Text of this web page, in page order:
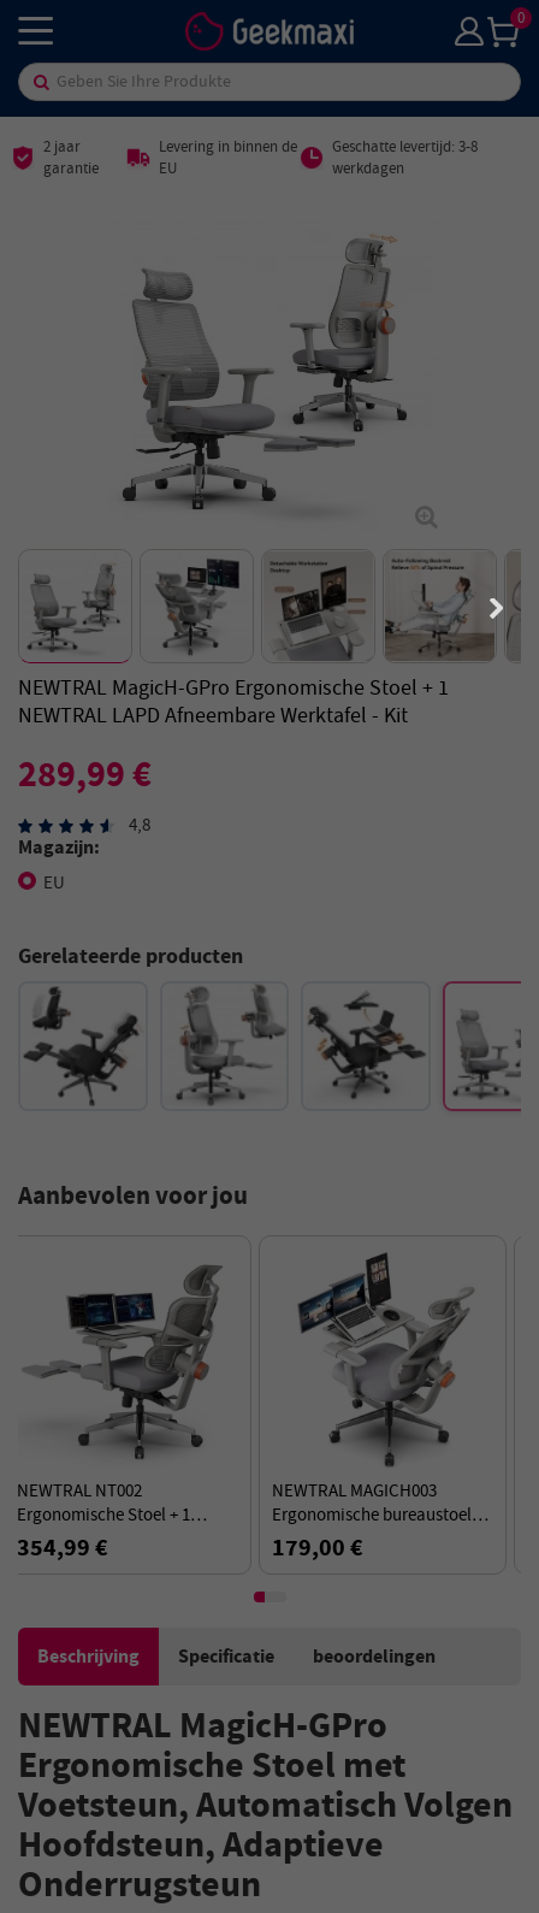
0
2 jaar
garantie
Levering in binnen de
EU
Geschatte levertijd: 3-8
werkdagen
NEWTRAL MagicH-GPro Ergonomische Stoel + 1
NEWTRAL LAPD Afneembare Werktafel - Kit
289,99 €
4,8
Magazijn:
EU
Gerelateerde producten
Aanbevolen voor jou
NEWTRAL NT002
Ergonomische Stoel + 1
NEWTRAL LAPD Afneembare
Werkplek - Grijze Kit
354,99 €
NEWTRAL MAGICH003
Ergonomische bureaustoel,
automatisch meebewegende
rugleuning, aanpasbare
179,00 €
Beschrijving Specificatie beoordelingen
NEWTRAL MagicH-GPro
Ergonomische Stoel met
Voetsteun, Automatisch Volgen
Hoofdsteun, Adaptieve
Onderrugsteun